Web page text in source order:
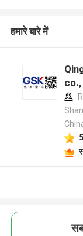
हमारे बारे में
co.,